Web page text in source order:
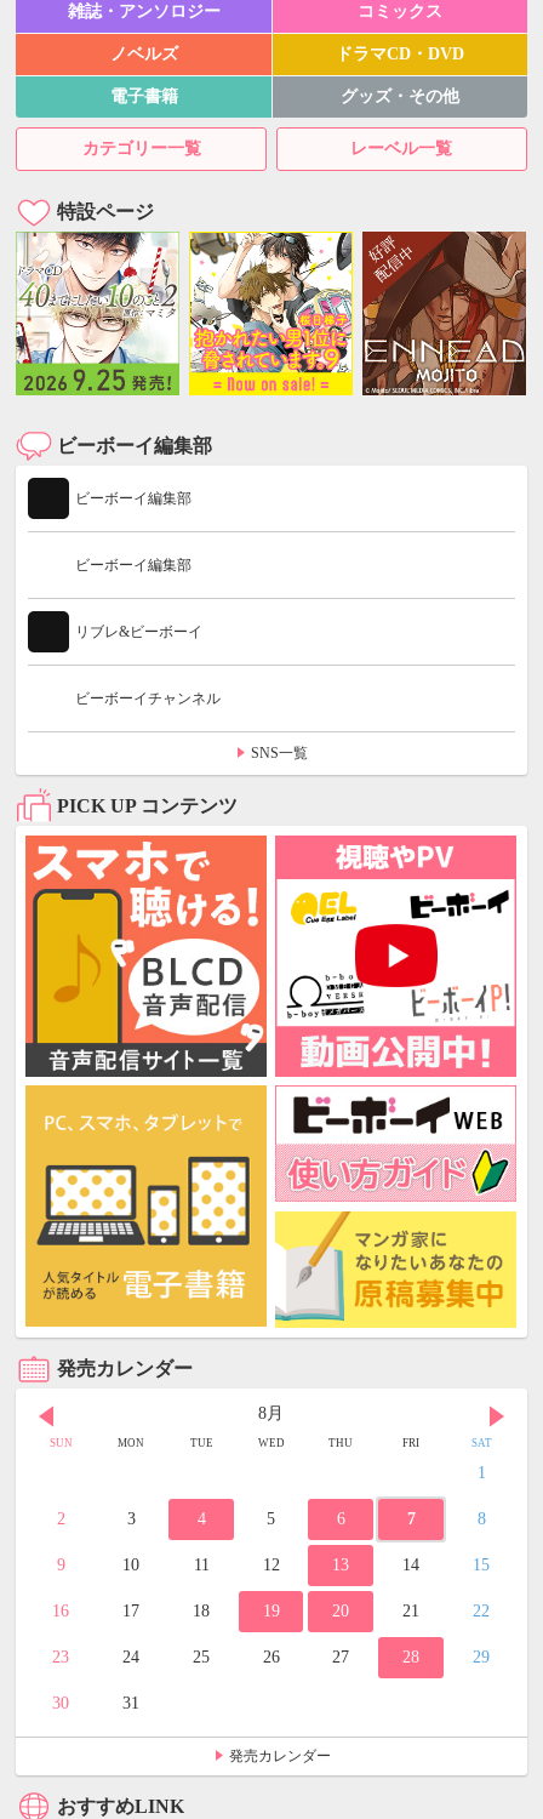
雑誌・アンソロジー コミックス
ノベルズ ドラマCD・DVD
電子書籍 グッズ・その他
カテゴリー一覧 レーベル一覧
特設ページ
ビーボーイ編集部
ビーボーイ編集部
ビーボーイ編集部
リブレ&ビーボーイ
ビーボーイチャンネル
SNS一覧
PICK UP コンテンツ
発売カレンダー
8月
SUN MON TUE WED THU FRI SAT
1
2 3 4 5 6 7 8
9 10 11 12 13 14 15
16 17 18 19 20 21 22
23 24 25 26 27 28 29
30 31
発売カレンダー
おすすめLINK